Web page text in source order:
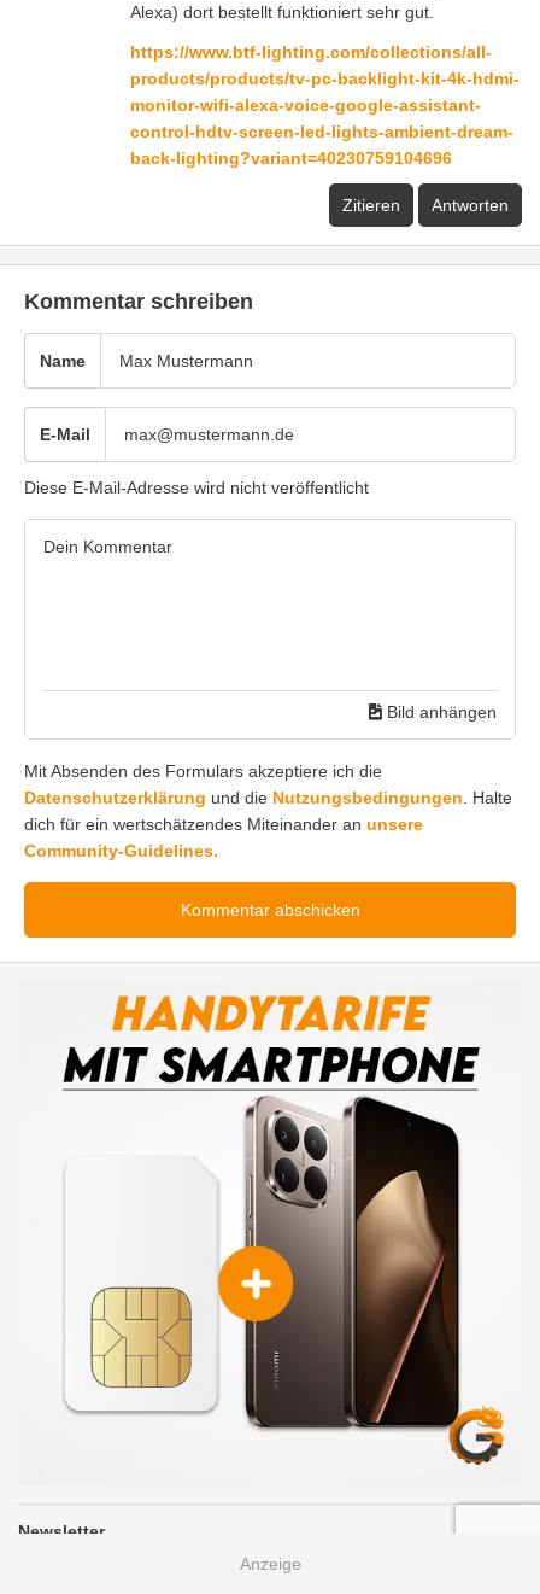
Alexa) dort bestellt funktioniert sehr gut.
https://www.btf-lighting.com/collections/all-
products/products/tv-pc-backlight-kit-4k-hdmi-
monitor-wifi-alexa-voice-google-assistant-
control-hdtv-screen-led-lights-ambient-dream-
back-lighting?variant=40230759104696
Zitieren Antworten
Kommentar schreiben
Name
E-Mail
Diese E-Mail-Adresse wird nicht veröffentlicht
Bild anhängen
Mit Absenden des Formulars akzeptiere ich die
Datenschutzerklärung und die Nutzungsbedingungen . Halte
dich für ein wertschätzendes Miteinander an unsere
Community-Guidelines.
Newsletter